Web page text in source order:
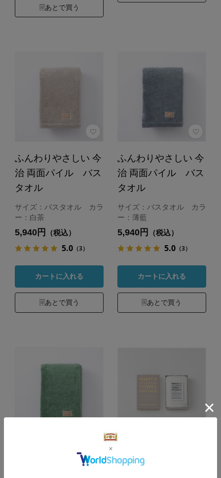
あとで買う
ふんわりやさしい 今
治 両面パイル バス
タオル
サイズ：バスタオル カラ
ー：白茶
5,940円 （税込）
5.0（3）
カートに入れる
あとで買う
ふんわりやさしい 今
治 両面パイル バス
タオル
サイズ：バスタオル カラ
ー：薄藍
5,940円 （税込）
5.0（3）
カートに入れる
あとで買う
ふんわりやさしい 今
治 両面パイル バス
SOFT